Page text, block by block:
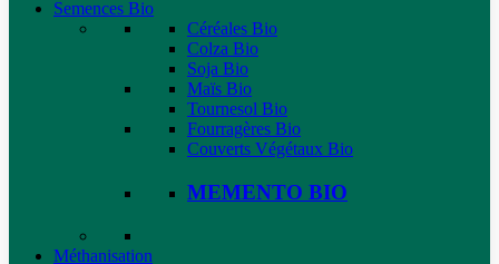
Semences Bio
Céréales Bio
Colza Bio
Soja Bio
Maïs Bio
Tournesol Bio
Fourragères Bio
Couverts Végétaux Bio
MEMENTO BIO
Méthanisation